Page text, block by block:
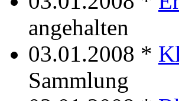
angehalten
03.01.2008 *
Sammlung